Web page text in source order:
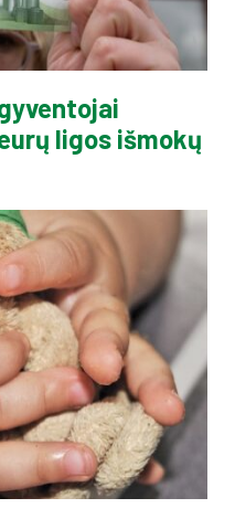
ligos išmokų